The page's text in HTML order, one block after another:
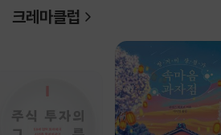
크레마클럽